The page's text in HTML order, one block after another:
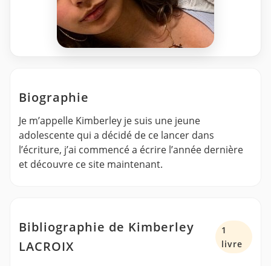
Biographie
Je m’appelle Kimberley je suis une jeune
adolescente qui a décidé de ce lancer dans
l’écriture, j’ai commencé a écrire l’année dernière
et découvre ce site maintenant.
Bibliographie de Kimberley
LACROIX
1
livre